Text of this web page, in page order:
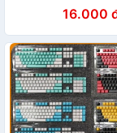
16.000